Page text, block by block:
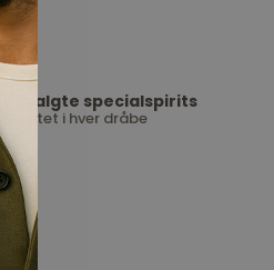
Udvalgte specialspirits
Kvalitet i hver dråbe